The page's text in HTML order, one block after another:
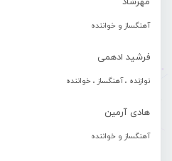
آهنگساز و خواننده
فرشید ادهمی
نوازنده ، آهنگساز ، خواننده
هادی آرمین
آهنگساز و خواننده